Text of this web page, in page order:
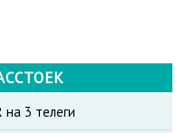
3 телеги